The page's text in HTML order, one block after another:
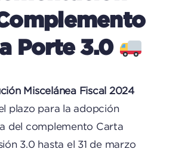
Porte 3.0
Miscelánea Fiscal 2024
plazo para la adopción
del complemento Carta
3.0 hasta el 31 de marzo